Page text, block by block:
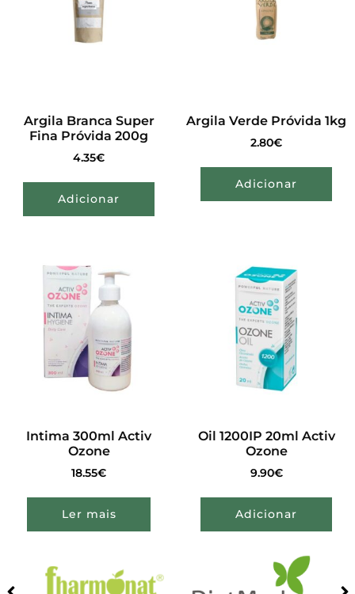
Argila Branca Super
Fina Próvida 200g
4.35€
Adicionar
Argila Verde Próvida 1kg
2.80€
Adicionar
Intima 300ml Activ
Ozone
18.55€
Ler mais
Oil 1200IP 20ml Activ
Ozone
9.90€
Adicionar